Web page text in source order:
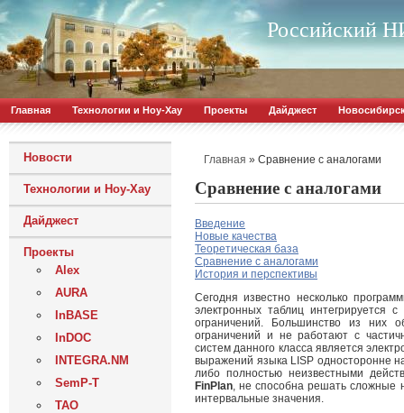
Российский
Главная Технологии и Ноу-Хау Проекты Дайджест
Новости
Технологии и Ноу-Хау
Дайджест
Проекты
Alex
AURA
InBASE
InDOC
INTEGRA.NM
SemP-T
ТАО
Главная » Сравнение с аналогами
Сравнение с аналогами
Введение
Новые качества
Теоретическая база
Сравнение с аналогами
История и перспективы
Сегодня известно несколько
электронных таблиц интегрируется
ограничений. Большинство из них
ограничений и не работают с
систем данного класса является
выражений языка LISP односторонне
либо полностью неизвестными
FinPlan, не способна решать сложные
интервальные значения.